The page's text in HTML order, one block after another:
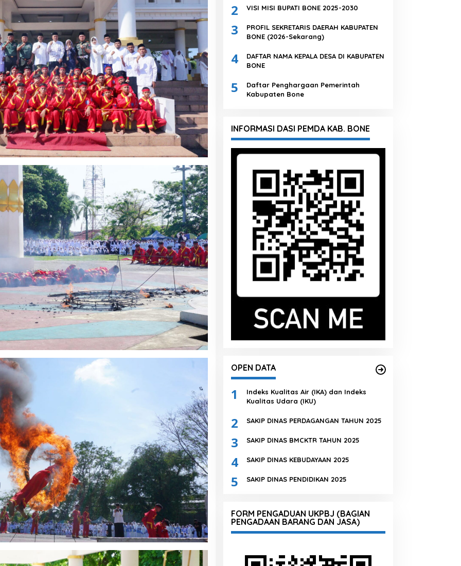
2 VISI MISI BUPATI BONE 2025-2030
3
PROFIL SEKRETARIS DAERAH KABUPATEN
BONE (2026-Sekarang)
4
DAFTAR NAMA KEPALA DESA DI KABUPATEN
BONE
5
Daftar Penghargaan Pemerintah
Kabupaten Bone
INFORMASI DASI PEMDA KAB. BONE
OPEN DATA
1
Indeks Kualitas Air (IKA) dan Indeks
Kualitas Udara (IKU)
2 SAKIP DINAS PERDAGANGAN TAHUN 2025
3 SAKIP DINAS BMCKTR TAHUN 2025
4 SAKIP DINAS KEBUDAYAAN 2025
5 SAKIP DINAS PENDIDIKAN 2025
FORM PENGADUAN UKPBJ (BAGIAN
PENGADAAN BARANG DAN JASA)